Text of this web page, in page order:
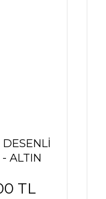
- ALTIN
TL